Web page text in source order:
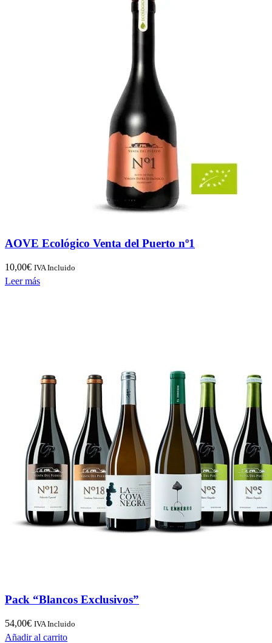
AOVE Ecológico Venta del Puerto nº1
10,00€ IVA Incluido
Leer más
Pack “Blancos Exclusivos”
54,00€ IVA Incluido
Añadir al carrito